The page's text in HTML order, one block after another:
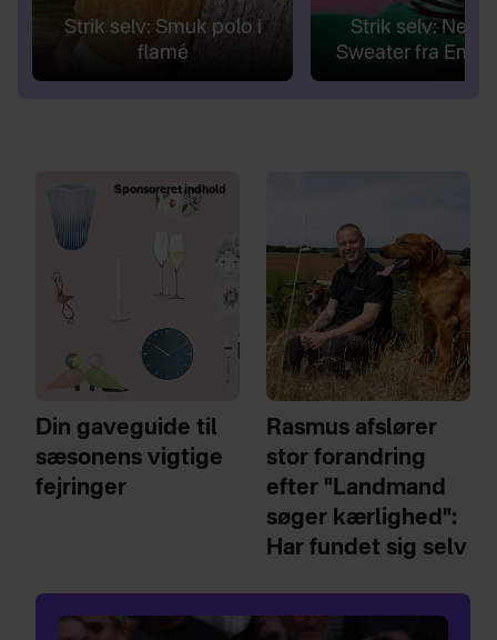
Strik selv: Smuk polo i
flamé
Strik selv: Nem
Sweater fra
Sponsoreret indhold
Din gaveguide til
sæsonens vigtige
fejringer
Rasmus afslører
stor forandring
efter "Landmand
søger kærlighed":
Har fundet sig selv